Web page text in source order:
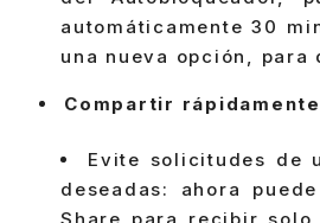
automáticamente 30
una nueva opción, para
Compartir rápidamente
Evite solicitudes de
deseadas: ahora